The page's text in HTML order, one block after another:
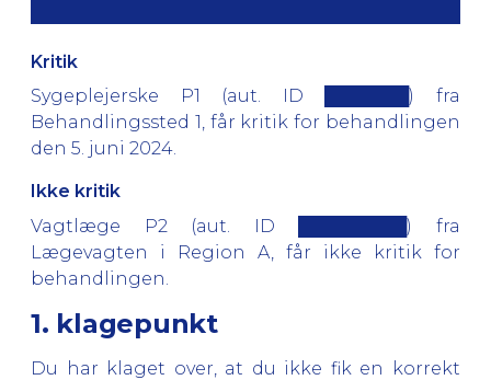
Kritik
Sygeplejerske P1 (aut. ID ███████) fra
Behandlingssted 1, får kritik for behandlingen
den 5. juni 2024.
Ikke kritik
Vagtlæge P2 (aut. ID █████████) fra
Lægevagten i Region A, får ikke kritik for
behandlingen.
1. klagepunkt
Du har klaget over, at du ikke fik en korrekt